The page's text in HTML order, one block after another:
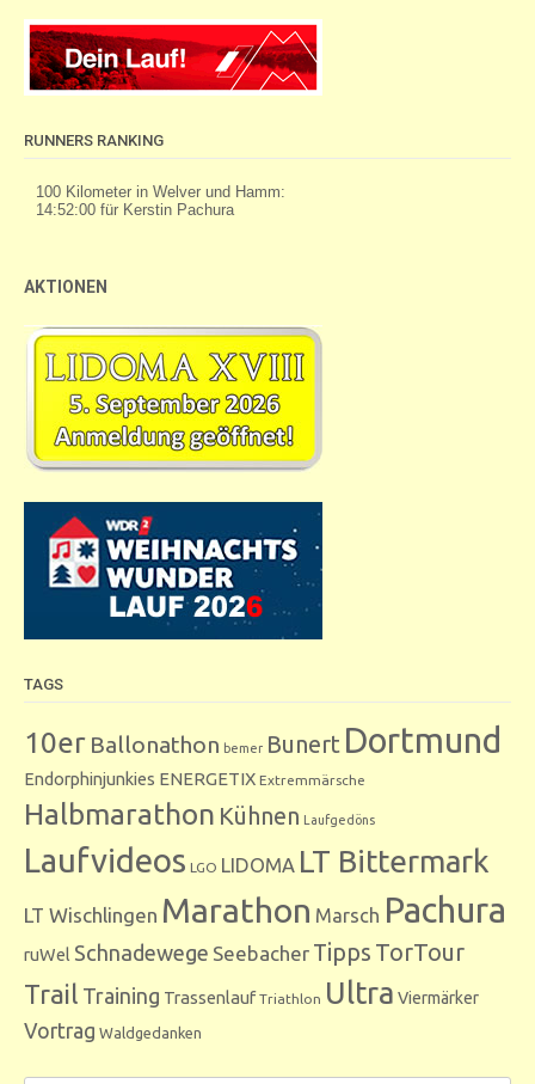
RUNNERS RANKING
AKTIONEN
TAGS
10er Ballonathon bemer Bunert Dortmund
Endorphinjunkies ENERGETIX Extremmärsche
Halbmarathon Kühnen Laufgedöns
Laufvideos LGO LIDOMA LT Bittermark
LT Wischlingen Marathon Marsch Pachura
ruWel Schnadewege Seebacher Tipps TorTour
Trail Training Trassenlauf Triathlon Ultra Viermärker
Vortrag Waldgedanken